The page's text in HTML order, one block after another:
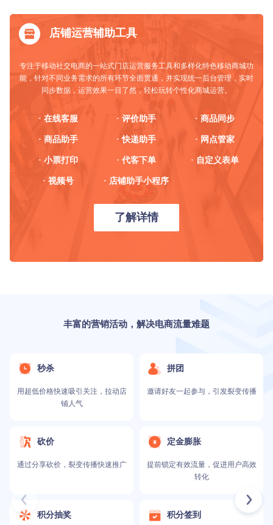
店铺运营辅助工具
专注于移动社交电商的一站式门店运营服务工具和多样化特色移动商城功
能，针对不同业务需求的所有环节全面贯通，并实现统一后台管理，实时
同步数据，运营效果一目了然，轻松玩转个性化商城运营。
· 在线客服 · 评价助手 · 商品同步
· 商品助手 · 快递助手 · 网点管家
· 小票打印 · 代客下单 · 自定义表单
· 视频号 · 店铺助手小程序
了解详情
丰富的营销活动，解决电商流量难题
秒杀
用超低价格快速吸引关注，拉动店
铺人气
拼团
邀请好友一起参与，引发裂变传播
砍价
通过分享砍价，裂变传播快速推广
定金膨胀
提前锁定有效流量，促进用户高效
转化
积分抽奖 积分签到